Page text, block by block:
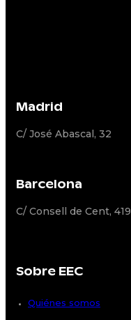
Madrid
C/ José Abascal, 32
Barcelona
C/ Consell de Cent, 419
Sobre EEC
Quiénes somos